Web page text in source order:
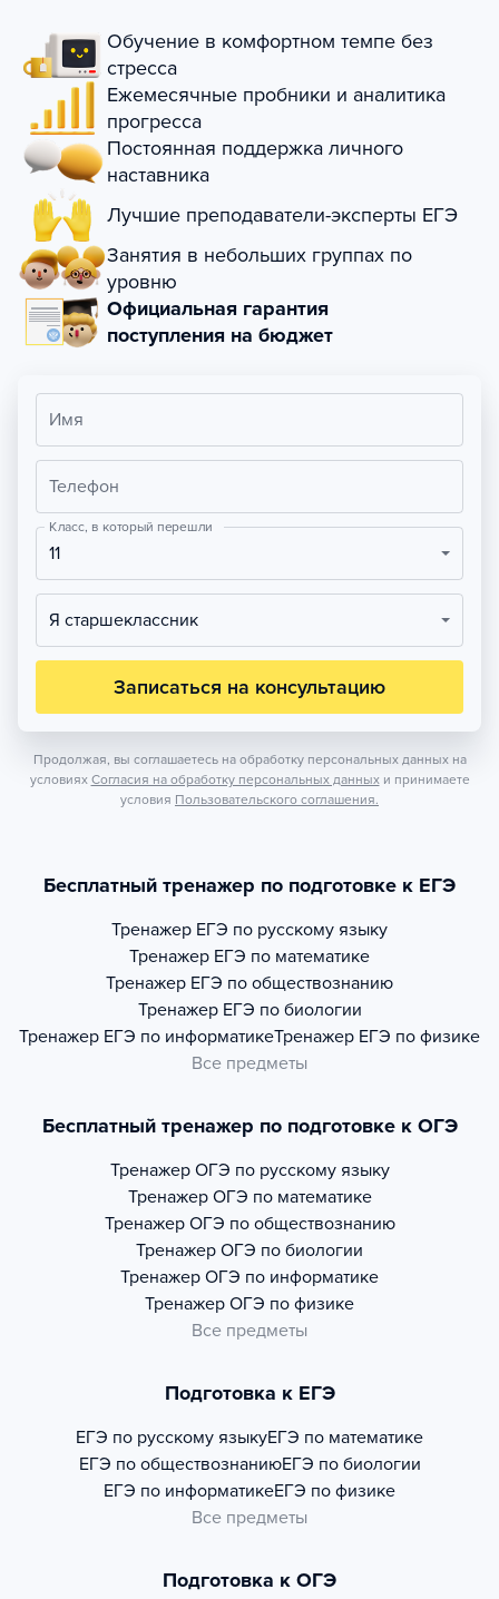
Обучение в комфортном темпе без
стресса
Ежемесячные пробники и аналитика
прогресса
Постоянная поддержка личного
наставника
Лучшие преподаватели-эксперты ЕГЭ
Занятия в небольших группах по
уровню
Официальная гарантия
поступления на бюджет
Имя
Телефон
Класс, в который перешли
11
Я старшеклассник
Записаться на консультацию
Продолжая, вы соглашаетесь на обработку персональных данных на
условиях Согласия на обработку персональных данных и принимаете
условия Пользовательского соглашения.
Бесплатный тренажер по подготовке к ЕГЭ
Тренажер ЕГЭ по русскому языку
Тренажер ЕГЭ по математике
Тренажер ЕГЭ по обществознанию
Тренажер ЕГЭ по биологии
Тренажер ЕГЭ по информатикеТренажер ЕГЭ по физике
Все предметы
Бесплатный тренажер по подготовке к ОГЭ
Тренажер ОГЭ по русскому языку
Тренажер ОГЭ по математике
Тренажер ОГЭ по обществознанию
Тренажер ОГЭ по биологии
Тренажер ОГЭ по информатике
Тренажер ОГЭ по физике
Все предметы
Подготовка к ЕГЭ
ЕГЭ по русскому языкуЕГЭ по математике
ЕГЭ по обществознаниюЕГЭ по биологии
ЕГЭ по информатикеЕГЭ по физике
Все предметы
Подготовка к ОГЭ